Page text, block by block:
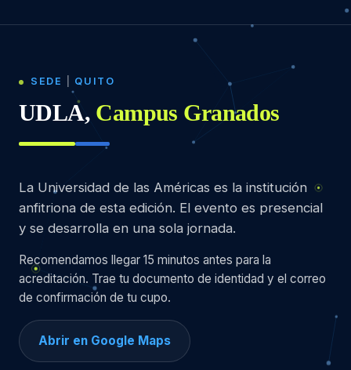
SEDE QUITO
UDLA, Campus Granados
La Universidad de las Américas es la institución
anfitriona de esta edición. El evento es presencial
y se desarrolla en una sola jornada.
Recomendamos llegar 15 minutos antes para la
acreditación. Trae tu documento de identidad y el correo
de confirmación de tu cupo.
Abrir en Google Maps